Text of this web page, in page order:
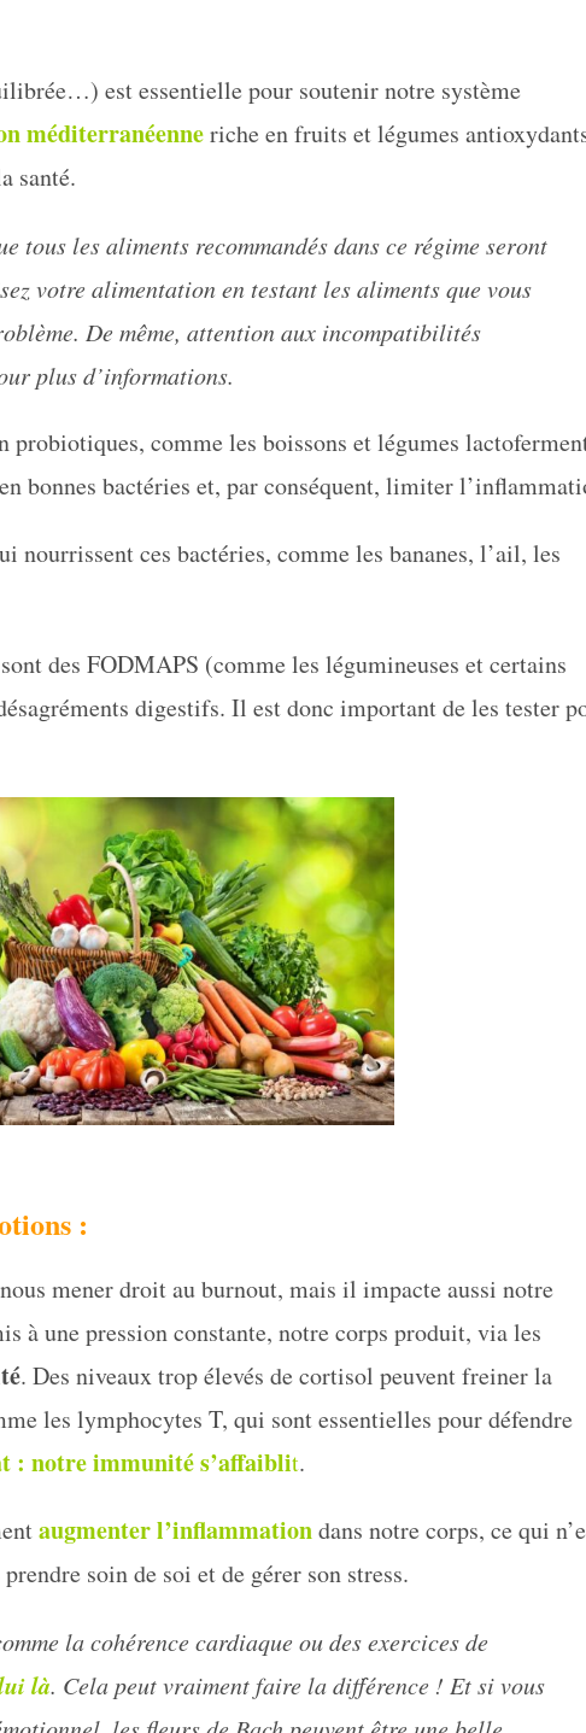
est essentielle pour soutenir notre système
méditerranéenneriche en fruits et légumes
santé.
tous les aliments recommandés dans ce régime seront
votre alimentation en testant les aliments que vous
De même, attention aux incompatibilités
plus d’informations.
probiotiques, comme les boissons et légumes
bonnes bactéries et, par conséquent, limiter
nourrissent ces bactéries, comme les bananes, l’ail, les
des FODMAPS (comme les légumineuses et certains
digestifs. Il est donc important de les tester
:
mener droit au burnout, mais il impacte aussi notre
à une pression constante, notre corps produit, via les
. Des niveaux trop élevés de cortisol peuvent freiner la
les lymphocytes T, qui sont essentielles pour défendre
: notre immunité s’affaiblit.
augmenter l’inflammationdans notre corps, ce qui
soin de soi et de gérer son stress.
la cohérence cardiaque ou des exercices de
là. Cela peut vraiment faire la différence ! Et si vous